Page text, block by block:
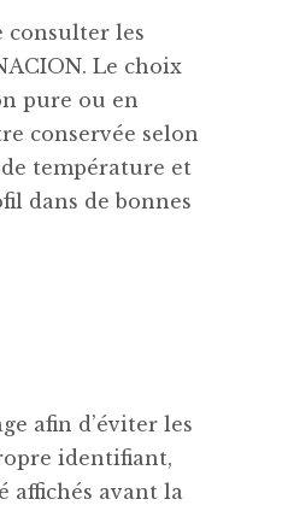
consulter les
Le choix
pure ou en
conservée selon
température et
dans de bonnes
afin d’éviter les
identifiant,
affichés avant la